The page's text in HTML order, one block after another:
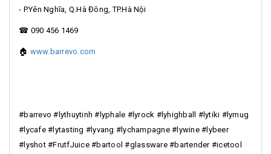
- P.Yên Nghĩa, Q.Hà Đông, TP.Hà Nội
☎ 090 456 1469
🏠 www.barrevo.com
#barrevo #lythuytinh #lyphale #lyrock #lyhighball #lytiki #lymug
#lycafe #lytasting #lyvang #lychampagne #lywine #lybeer
#lyshot #FrutfJuice #bartool #glassware #bartender #icetool